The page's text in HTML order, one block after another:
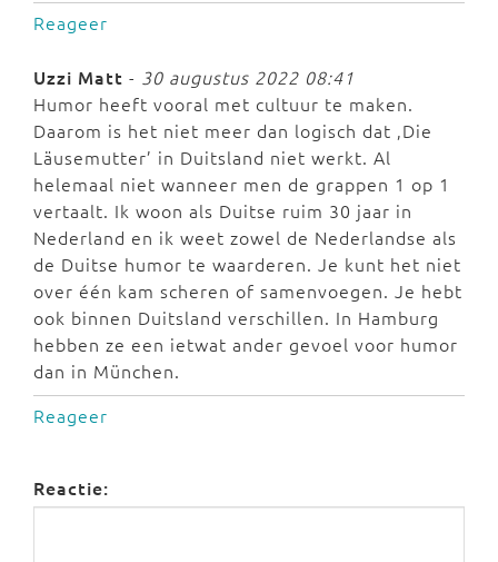
Reageer
Uzzi Matt - 30 augustus 2022 08:41
Humor heeft vooral met cultuur te maken.
Daarom is het niet meer dan logisch dat ‚Die
Läusemutter’ in Duitsland niet werkt. Al
helemaal niet wanneer men de grappen 1 op 1
vertaalt. Ik woon als Duitse ruim 30 jaar in
Nederland en ik weet zowel de Nederlandse als
de Duitse humor te waarderen. Je kunt het niet
over één kam scheren of samenvoegen. Je hebt
ook binnen Duitsland verschillen. In Hamburg
hebben ze een ietwat ander gevoel voor humor
dan in München.
Reageer
Reactie: